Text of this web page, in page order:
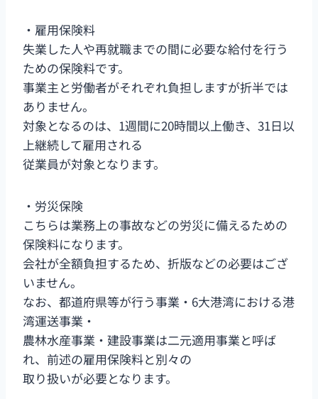
・雇用保険料
失業した人や再就職までの間に必要な給付を行う
ための保険料です。
事業主と労働者がそれぞれ負担しますが折半では
ありません。
対象となるのは、1週間に20時間以上働き、31日以
上継続して雇用される
従業員が対象となります。
・労災保険
こちらは業務上の事故などの労災に備えるための
保険料になります。
会社が全額負担するため、折版などの必要はござ
いません。
なお、都道府県等が行う事業・6大港湾における港
湾運送事業・
農林水産事業・建設事業は二元適用事業と呼ば
れ、前述の雇用保険料と別々の
取り扱いが必要となります。